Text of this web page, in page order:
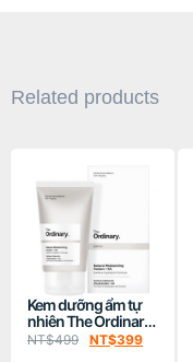
Related products
Kem dưỡng ẩm tự
nhiên The Ordinary
Natural
NT$499 NT$399